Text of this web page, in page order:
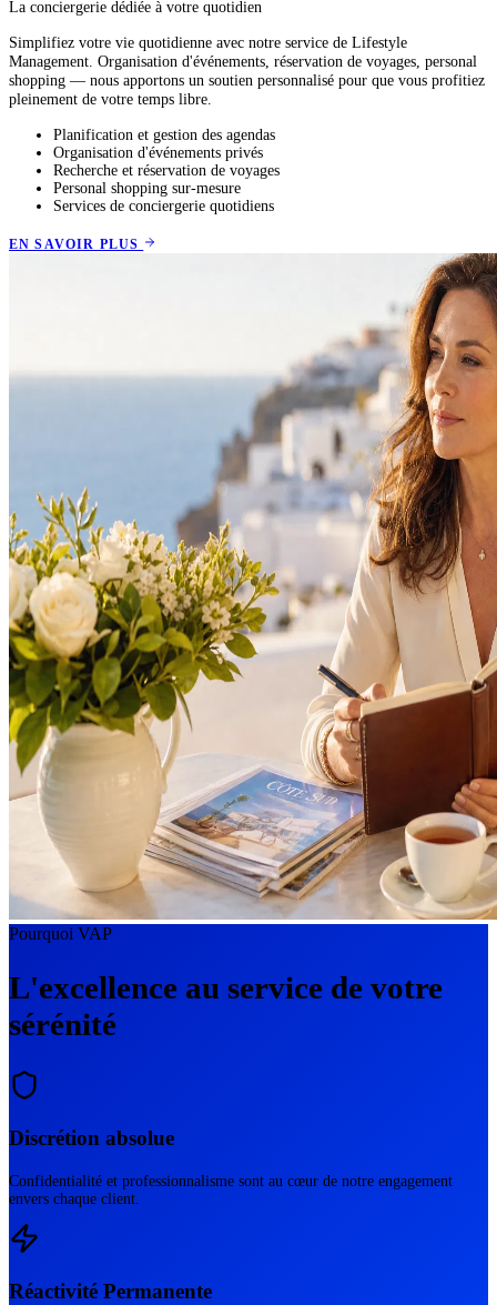
La conciergerie dédiée à votre quotidien
Simplifiez votre vie quotidienne avec notre service de Lifestyle
Management. Organisation d'événements, réservation de voyages, personal
shopping — nous apportons un soutien personnalisé pour que vous profitiez
pleinement de votre temps libre.
Planification et gestion des agendas
Organisation d'événements privés
Recherche et réservation de voyages
Personal shopping sur-mesure
Services de conciergerie quotidiens
EN SAVOIR PLUS
Pourquoi VAP
L'excellence au service de votre
sérénité
Discrétion absolue
Confidentialité et professionnalisme sont au cœur de notre engagement
envers chaque client.
Réactivité Permanente